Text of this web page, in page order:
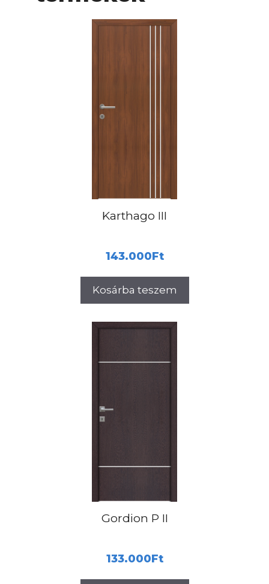
Karthago III
143.000Ft
Kosárba teszem
Gordion P II
133.000Ft